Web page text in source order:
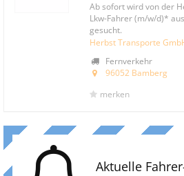
Ab sofort wird von der
Lkw-Fahrer (m/w/d)*
gesucht.
Herbst Transporte
Fernverkehr
96052 Bamberg
merken
Aktuelle